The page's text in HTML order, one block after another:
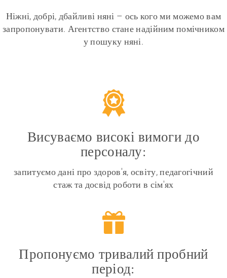
Ніжні, добрі, дбайливі няні – ось кого ми можемо вам
запропонувати. Агентство стане надійним помічником
у пошуку няні.
Висуваємо високі вимоги до
персоналу:
запитуємо дані про здоров'я, освіту, педагогічний
стаж та досвід роботи в сім'ях
Пропонуємо тривалий пробний
період: